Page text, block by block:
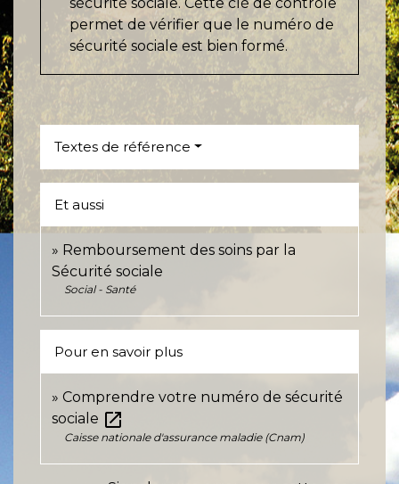
permet de vérifier que le numéro de
sécurité sociale est bien formé.
Textes de référence
Et aussi
Remboursement des soins par la
Sécurité sociale
Social - Santé
Pour en savoir plus
Comprendre votre numéro de sécurité
sociale open_in_new
Caisse nationale d'assurance maladie (Cnam)